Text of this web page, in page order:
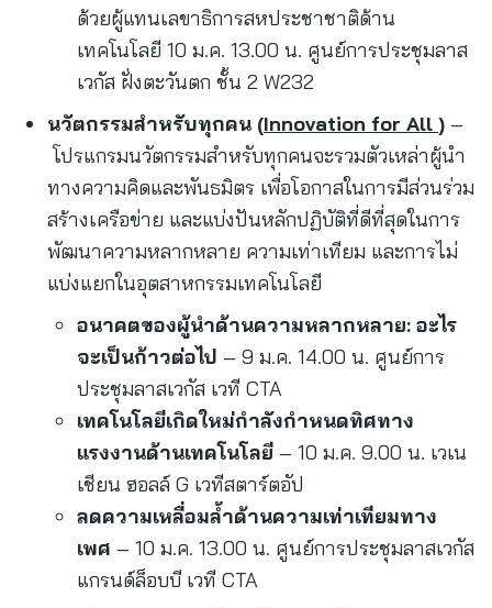
ด้วยผู้แทนเลขาธิการสหประชาชาติด้าน
เทคโนโลยี 10 ม.ค. 13.00 น. ศูนย์การประชุมลาส
เวกัส ฝั่งตะวันตก ชั้น 2 W232
นวัตกรรมสำหรับทุกคน (Innovation for All ) –
โปรแกรมนวัตกรรมสำหรับทุกคนจะรวมตัวเหล่าผู้นำ
ทางความคิดและพันธมิตร เพื่อโอกาสในการมีส่วนร่วม
สร้างเครือข่าย และแบ่งปันหลักปฏิบัติที่ดีที่สุดในการ
พัฒนาความหลากหลาย ความเท่าเทียม และการไม่
แบ่งแยกในอุตสาหกรรมเทคโนโลยี
อนาคตของผู้นำด้านความหลากหลาย: อะไร
จะเป็นก้าวต่อไป – 9 ม.ค. 14.00 น. ศูนย์การ
ประชุมลาสเวกัส เวที CTA
เทคโนโลยีเกิดใหม่กำลังกำหนดทิศทาง
แรงงานด้านเทคโนโลยี – 10 ม.ค. 9.00 น. เวเน
เชียน ฮอลล์ G เวทีสตาร์ตอัป
ลดความเหลื่อมล้ำด้านความเท่าเทียมทาง
เพศ – 10 ม.ค. 13.00 น. ศูนย์การประชุมลาสเวกัส
แกรนด์ล็อบบี เวที CTA